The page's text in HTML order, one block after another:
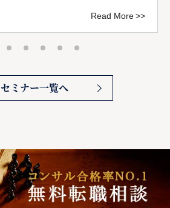
Read More
セミナー一覧へ